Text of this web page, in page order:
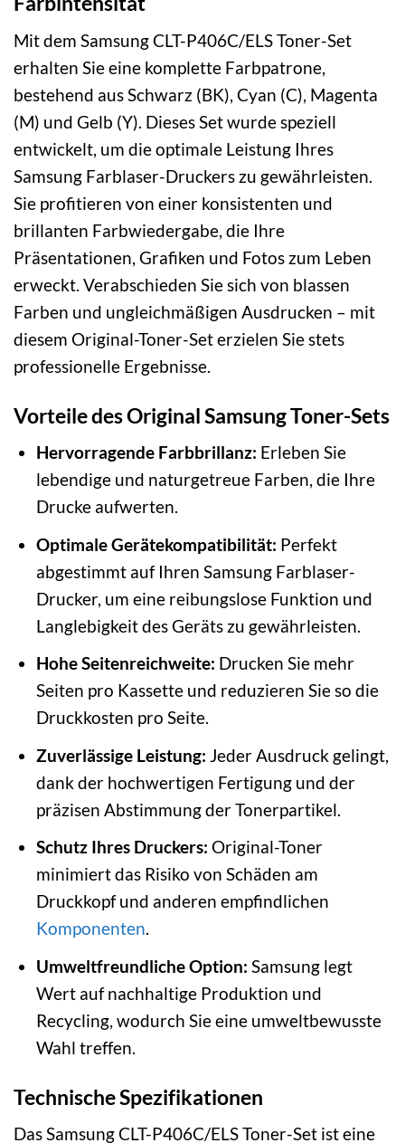
Mit dem Samsung CLT-P406C/ELS Toner-Set
erhalten Sie eine komplette Farbpatrone,
bestehend aus Schwarz (BK), Cyan (C), Magenta
(M) und Gelb (Y). Dieses Set wurde speziell
entwickelt, um die optimale Leistung Ihres
Samsung Farblaser-Druckers zu gewährleisten.
Sie profitieren von einer konsistenten und
brillanten Farbwiedergabe, die Ihre
Präsentationen, Grafiken und Fotos zum Leben
erweckt. Verabschieden Sie sich von blassen
Farben und ungleichmäßigen Ausdrucken – mit
diesem Original-Toner-Set erzielen Sie stets
professionelle Ergebnisse.
Vorteile des Original Samsung Toner-Sets
Hervorragende Farbbrillanz: Erleben Sie
lebendige und naturgetreue Farben, die Ihre
Drucke aufwerten.
Optimale Gerätekompatibilität: Perfekt
abgestimmt auf Ihren Samsung Farblaser-
Drucker, um eine reibungslose Funktion und
Langlebigkeit des Geräts zu gewährleisten.
Hohe Seitenreichweite: Drucken Sie mehr
Seiten pro Kassette und reduzieren Sie so die
Druckkosten pro Seite.
Zuverlässige Leistung: Jeder Ausdruck gelingt,
dank der hochwertigen Fertigung und der
präzisen Abstimmung der Tonerpartikel.
Schutz Ihres Druckers: Original-Toner
minimiert das Risiko von Schäden am
Druckkopf und anderen empfindlichen
Komponenten.
Umweltfreundliche Option: Samsung legt
Wert auf nachhaltige Produktion und
Recycling, wodurch Sie eine umweltbewusste
Wahl treffen.
Technische Spezifikationen
Das Samsung CLT-P406C/ELS Toner-Set ist eine